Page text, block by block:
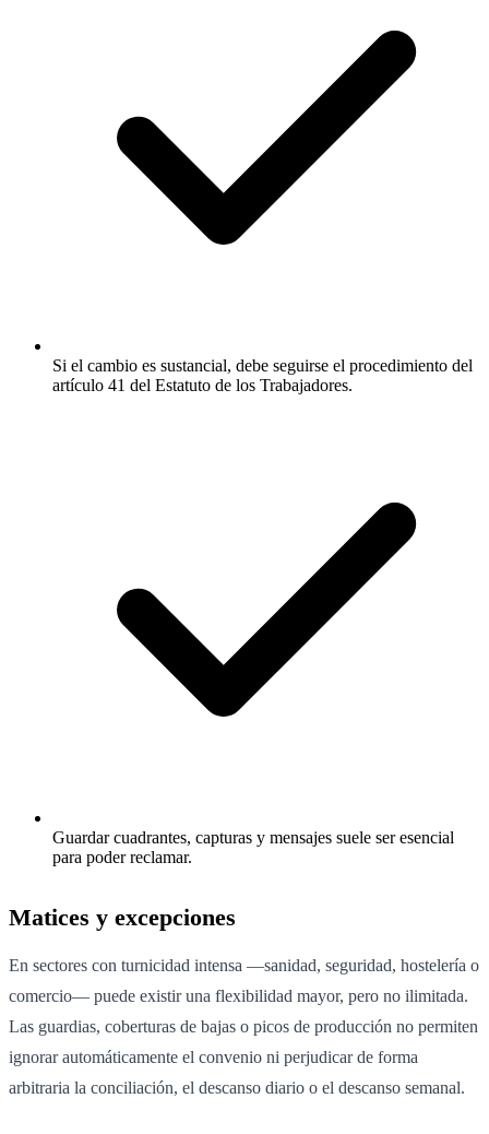
Si el cambio es sustancial, debe seguirse el procedimiento del
artículo 41 del Estatuto de los Trabajadores.
Guardar cuadrantes, capturas y mensajes suele ser esencial
para poder reclamar.
Matices y excepciones
En sectores con turnicidad intensa —sanidad, seguridad, hostelería o
comercio— puede existir una flexibilidad mayor, pero no ilimitada.
Las guardias, coberturas de bajas o picos de producción no permiten
ignorar automáticamente el convenio ni perjudicar de forma
arbitraria la conciliación, el descanso diario o el descanso semanal.